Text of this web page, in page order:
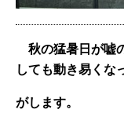
秋の猛暑日が嘘
しても動き易くな
がします。